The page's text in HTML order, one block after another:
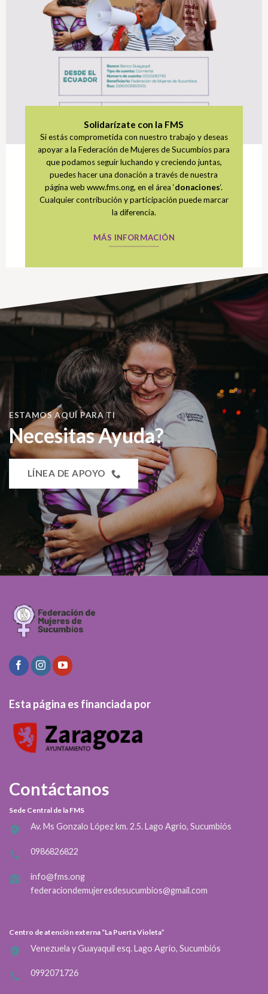
Solidarízate con la FMS
Si estás comprometida con nuestro trabajo y deseas
apoyar a la Federación de Mujeres de Sucumbíos para
que podamos seguir luchando y creciendo juntas,
puedes hacer una donación a través de nuestra
página web www.fms.ong, en el área ‘donaciones‘.
Cualquier contribución y participación puede marcar
la diferencia.
MÁS INFORMACIÓN
ESTAMOS AQUÍ PARA TI
Necesitas Ayuda?
LÍNEA DE APOYO
Esta página es financiada por
Contáctanos
Sede Central de la FMS
Av. Ms Gonzalo López km. 2.5. Lago Agrio, Sucumbiós
0986826822
info@fms.ong
federaciondemujeresdesucumbios@gmail.com
Centro de atención externa “La Puerta Violeta”
Venezuela y Guayaquil esq. Lago Agrio, Sucumbiós
0992071726